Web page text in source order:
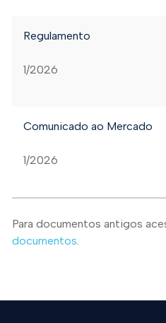
Regulamento
1/2026
Comunicado ao Mercado
1/2026
Para documentos antigos
documentos.